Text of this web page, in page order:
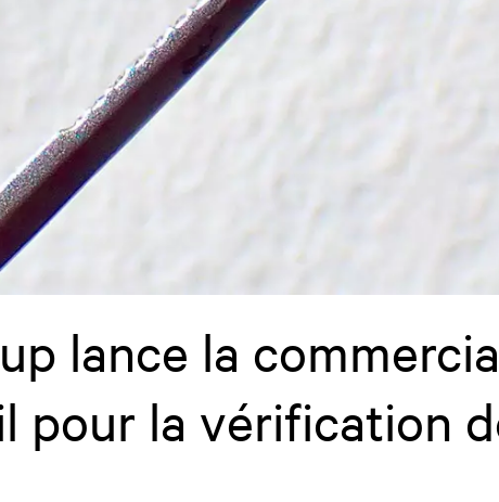
lance la
pour la vérification